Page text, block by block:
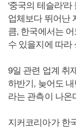
'중국의 테슬라'라
업체보다 뛰어난
큼, 한국에서는
수 있을지에 따라
9일 관련 업계 취
하반기, 늦어도
라는 관측이 나온
지커코리아가 한